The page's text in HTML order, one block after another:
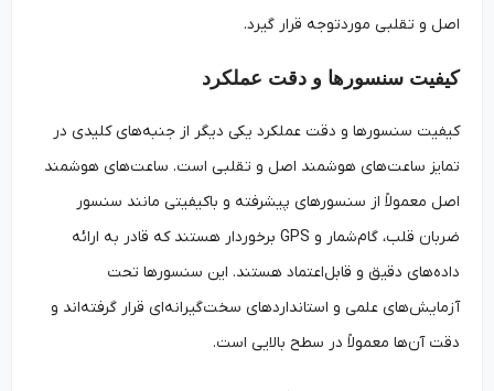
اصل و تقلبی موردتوجه قرار گیرد.
کیفیت سنسورها و دقت عملکرد
کیفیت سنسورها و دقت عملکرد یکی دیگر از جنبه‌های کلیدی در
تمایز ساعت‌های هوشمند اصل و تقلبی است. ساعت‌های هوشمند
اصل معمولاً از سنسورهای پیشرفته و باکیفیتی مانند سنسور
ضربان قلب، گام‌شمار و GPS برخوردار هستند که قادر به ارائه
داده‌های دقیق و قابل‌اعتماد هستند. این سنسورها تحت
آزمایش‌های علمی و استانداردهای سخت‌گیرانه‌ای قرار گرفته‌اند و
دقت آن‌ها معمولاً در سطح بالایی است.